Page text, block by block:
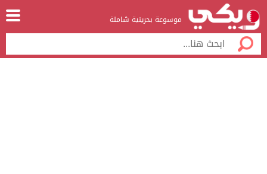
موسوعة بحرينية شاملة